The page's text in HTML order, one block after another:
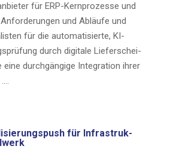
für ERP-Kern­­pro­­zes­­se und
und Abläu­fe und
für die auto­ma­ti­sier­te, KI-
durch digi­ta­le Lie­fer­schei­
eine durch­gän­gi­ge Inte­gra­ti­on ihrer
für Infra­struk­